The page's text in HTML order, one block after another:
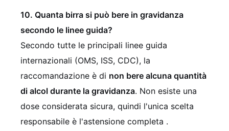
10. Quanta birra si può bere in gravidanza
secondo le linee guida?
Secondo tutte le principali linee guida
internazionali (OMS, ISS, CDC), la
raccomandazione è di non bere alcuna quantità
di alcol durante la gravidanza. Non esiste una
dose considerata sicura, quindi l'unica scelta
responsabile è l'astensione completa .